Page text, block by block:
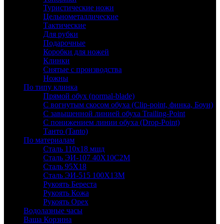
Туристические ножи
Цельнометаллические
Тактические
Для рубки
Подарочные
Коробки для ножей
Клинки
Снятые с производства
Ножны
По типу клинка
Прямой обух (normal-blade)
С вогнутым скосом обуха (Clip-point, финка, Боуи)
С завышенной линией обуха Trailing-Point
С понижением линии обуха (Drop-Point)
Танто (Tanto)
По материалам
Сталь 110х18 мшд
Сталь ЭИ-107 40Х10С2М
Сталь 95Х18
Сталь ЭИ-515 100Х13М
Рукоять Береста
Рукоять Кожа
Рукоять Орех
Водолазные часы
Ваша Корзина